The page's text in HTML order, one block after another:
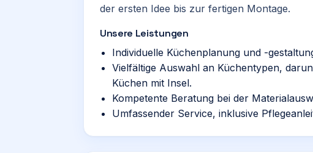
der ersten Idee bis zur fertigen Montage.
Unsere Leistungen
Individuelle Küchenplanung und -
Vielfältige Auswahl an Küchentypen,
Küchen mit Insel.
Kompetente Beratung bei der
Umfassender Service, inklusive